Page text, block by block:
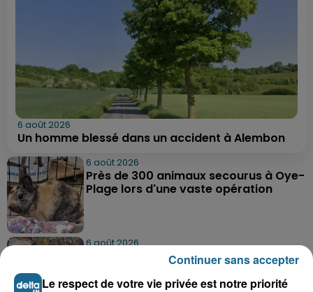
6 août 2026
Un homme blessé dans un accident à Alembon
6 août 2026
Près de 300 animaux secourus à Oye-
Plage lors d'une vaste opération
6 août 2026
Dunkerque : dix jeunes vont parcourir
9 000 km pour rencontrer...
Le respect de votre vie privée est notre priorité
Continuer sans accepter